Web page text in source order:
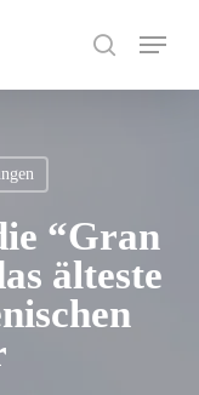
search
Menu
“Gran
älteste